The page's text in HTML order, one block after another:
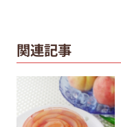
関連記事